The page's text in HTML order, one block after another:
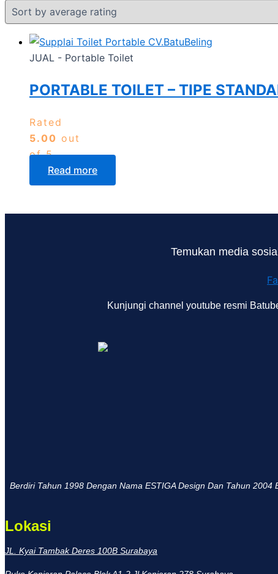
JUAL - Portable Toilet
PORTABLE TOILET – TIPE
Rated
5.00 out
of 5
Read more
Temukan media
Kunjungi channel youtube resmi
Berdiri Tahun 1998 Dengan Nama ESTIGA Design Dan Tahun
Lokasi
JL. Kyai Tambak Deres 100B Surabaya